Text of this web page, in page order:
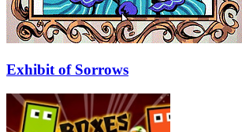
Exhibit of Sorrows